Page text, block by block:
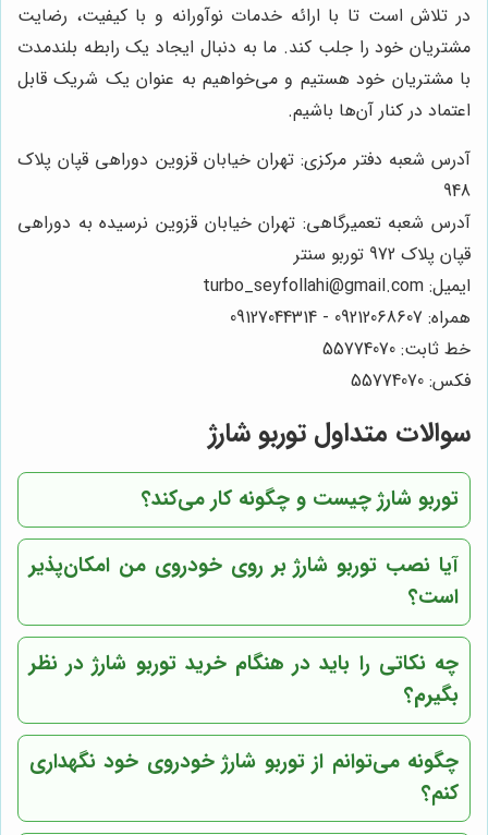
در تلاش است تا با ارائه خدمات نوآورانه و با کیفیت، رضایت
مشتریان خود را جلب کند. ما به دنبال ایجاد یک رابطه بلندمدت
با مشتریان خود هستیم و می‌خواهیم به عنوان یک شریک قابل
اعتماد در کنار آن‌ها باشیم.
آدرس شعبه دفتر مرکزی: تهران خیابان قزوین دوراهی قپان پلاک
948
آدرس شعبه تعمیرگاهی: تهران خیابان قزوین نرسیده به دوراهی
قپان پلاک 972 توربو سنتر
ایمیل: turbo_seyfollahi@gmail.com
همراه: 09212068607 - 09127044314
خط ثابت: 55774070
فکس: 55774070
سوالات متداول توربو شارژ
توربو شارژ چیست و چگونه کار می‌کند؟
آیا نصب توربو شارژ بر روی خودروی من امکان‌پذیر
است؟
چه نکاتی را باید در هنگام خرید توربو شارژ در نظر
بگیرم؟
چگونه می‌توانم از توربو شارژ خودروی خود نگهداری
کنم؟